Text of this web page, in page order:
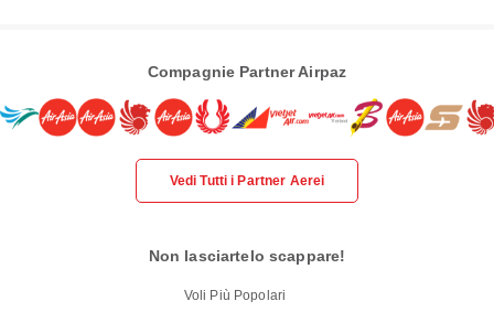
Compagnie Partner Airpaz
Vedi Tutti i Partner Aerei
Non lasciartelo scappare!
Voli Più Popolari